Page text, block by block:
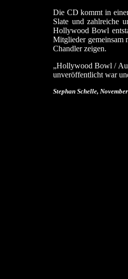
Die CD kommt in
Slate und zahlreiche
Hollywood Bowl
Mitglieder gemeinsam
Chandler zeigen.
„Hollywood Bowl /
unveröffentlicht war
Stephan Schelle,